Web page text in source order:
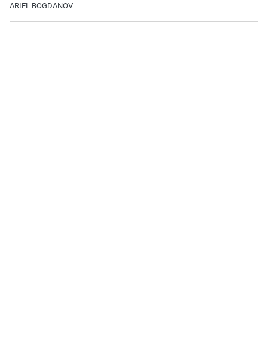
ARIEL BOGDANOV